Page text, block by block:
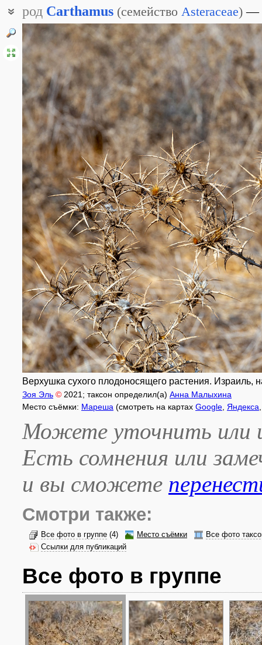
род Carthamus (семейство Asteraceae)
Верхушка сухого плодоносящего растения. Израиль,
Зоя Эль © 2021 ; таксон определил(а) Анна Малыхина
Место съёмки: Мареша (смотреть на картах Google Яндекса
Можете уточнить или
Есть сомнения или
и вы сможете
Смотри также:
Все фото в группе (4) Место съёмки
Все фото
Ссылки для публикаций
Все фото в группе